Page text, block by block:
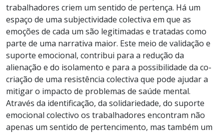
trabalhadores criem um sentido de pertença. Há um
espaço de uma subjectividade colectiva em que as
emoções de cada um são legitimadas e tratadas como
parte de uma narrativa maior. Este meio de validação e
suporte emocional, contribui para a redução da
alienação e do isolamento e para a possibilidade da co-
criação de uma resistência colectiva que pode ajudar a
mitigar o impacto de problemas de saúde mental.
Através da identificação, da solidariedade, do suporte
emocional colectivo os trabalhadores encontram não
apenas um sentido de pertencimento, mas também um